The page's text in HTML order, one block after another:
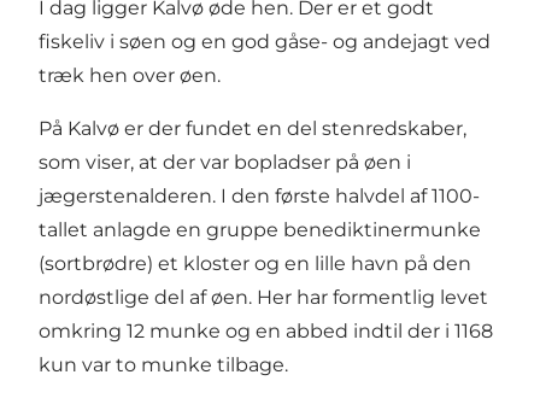
I dag ligger Kalvø øde hen. Der er et godt
fiskeliv i søen og en god gåse- og andejagt ved
træk hen over øen.
På Kalvø er der fundet en del stenredskaber,
som viser, at der var bopladser på øen i
jægerstenalderen. I den første halvdel af 1100-
tallet anlagde en gruppe benediktinermunke
(sortbrødre) et kloster og en lille havn på den
nordøstlige del af øen. Her har formentlig levet
omkring 12 munke og en abbed indtil der i 1168
kun var to munke tilbage.